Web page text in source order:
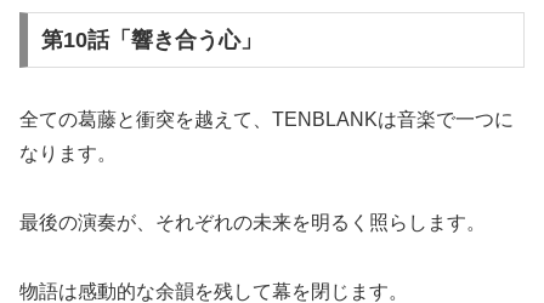
第10話「響き合う心」
全ての葛藤と衝突を越えて、TENBLANKは音楽で一つに
なります。
最後の演奏が、それぞれの未来を明るく照らします。
物語は感動的な余韻を残して幕を閉じます。